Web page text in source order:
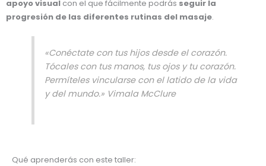
apoyo visual con el que fácilmente podrás seguir la
progresión de las diferentes rutinas del masaje.
«Conéctate con tus hijos desde el corazón.
Tócales con tus manos, tus ojos y tu corazón.
Permíteles vincularse con el latido de la vida
y del mundo.» Vimala McClure
Qué aprenderás con este taller: